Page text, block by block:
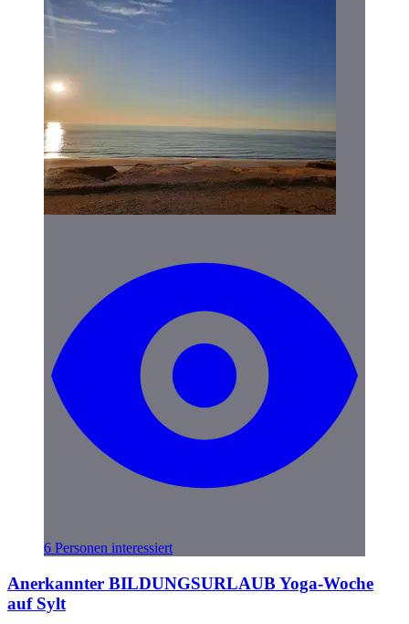
6 Personen interessiert
Anerkannter BILDUNGSURLAUB Yoga-Woche
auf Sylt